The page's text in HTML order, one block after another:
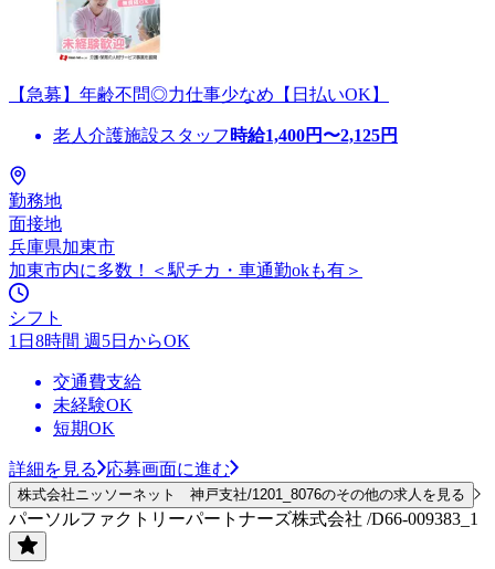
【急募】年齢不問◎力仕事少なめ【日払いOK】
老人介護施設スタッフ 時給1,400円〜2,125円
勤務地
面接地
兵庫県加東市
加東市内に多数！＜駅チカ・車通勤okも有＞
シフト
1日8時間 週5日からOK
交通費支給
未経験OK
短期OK
詳細を見る 応募画面に進む
株式会社ニッソーネット 神戸支社/1201_8076のその他の求人を見る
パーソルファクトリーパートナーズ株式会社 /D66-009383_1